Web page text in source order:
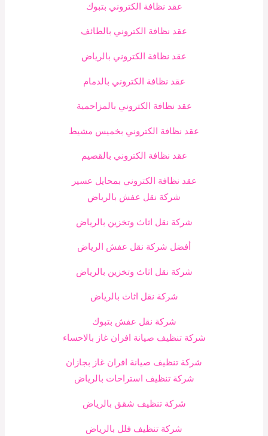
عقد نظافة الكتروني بتبوك
عقد نظافة الكتروني بالطائف
عقد نظافة الكتروني بالرياض
عقد نظافة الكتروني بالدمام
عقد نظافة الكتروني بالمزاحمية
عقد نظافة الكتروني بخميس مشيط
عقد نظافة الكتروني بالقصيم
عقد نظافة الكتروني بمحايل عسير
شركة نقل عفش بالرياض
شركة نقل اثاث وتخزين بالرياض
أفضل شركة نقل عفش الرياض
شركة نقل اثاث وتخزين بالرياض
شركة نقل اثاث بالرياض
شركة نقل عفش بتبوك
شركة تنظيف صيانة افران غاز بالاحساء
شركة تنظيف صيانة افران غاز بجازان
شركة تنظيف استراحات بالرياض
شركة تنظيف شقق بالرياض
شركة تنظيف فلل بالرياض